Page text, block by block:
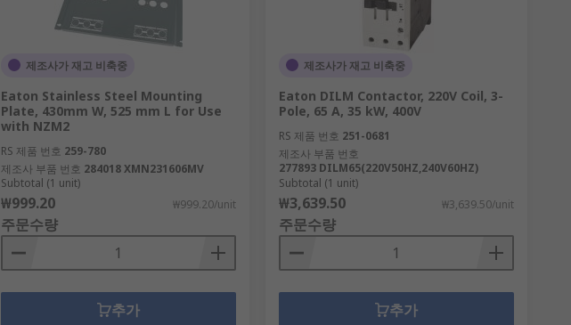
제조사가 재고 비축중
Eaton Stainless Steel Mounting
Plate, 430mm W, 525 mm L for Use
with NZM2
RS 제품 번호 259-780
제조사 부품 번호 284018 XMN231606MV
Subtotal (1 unit)
₩999.20 ₩999.20/unit
주문수량
추가
제조사가 재고 비축중
Eaton DILM Contactor, 220V Coil, 3-
Pole, 65 A, 35 kW, 400V
RS 제품 번호 251-0681
제조사 부품 번호
277893 DILM65(220V50HZ,240V60HZ)
Subtotal (1 unit)
₩3,639.50 ₩3,639.50/unit
주문수량
추가